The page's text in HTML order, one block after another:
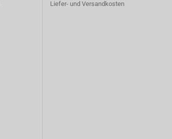
Liefer- und Versandkosten